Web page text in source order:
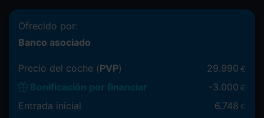
Ofrecido por:
Banco asociado
Precio del coche (PVP) 29.990 €
Bonificación por financiar -3.000 €
Entrada inicial 6.748 €